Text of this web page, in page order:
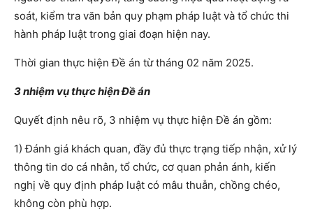
soát, kiểm tra văn bản quy phạm pháp luật và tổ chức thi
hành pháp luật trong giai đoạn hiện nay.
Thời gian thực hiện Đề án từ tháng 02 năm 2025.
3 nhiệm vụ thực hiện Đề án
Quyết định nêu rõ, 3 nhiệm vụ thực hiện Đề án gồm:
1) Đánh giá khách quan, đầy đủ thực trạng tiếp nhận, xử lý
thông tin do cá nhân, tổ chức, cơ quan phản ánh, kiến
nghị về quy định pháp luật có mâu thuẫn, chồng chéo,
không còn phù hợp.